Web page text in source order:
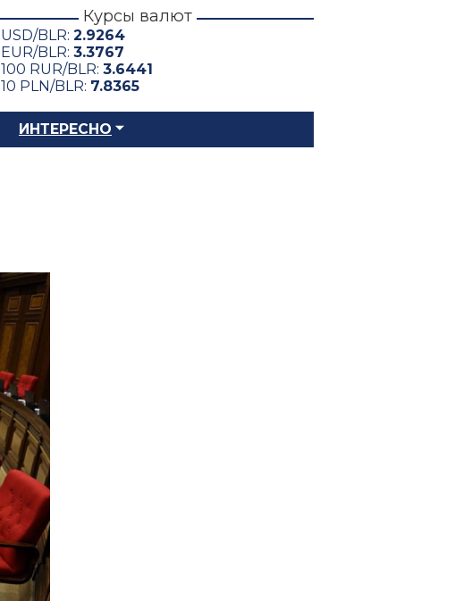
Курсы валют
USD/BLR: 2.9264
EUR/BLR: 3.3767
100 RUR/BLR: 3.6441
10 PLN/BLR: 7.8365
ИНТЕРЕСНО